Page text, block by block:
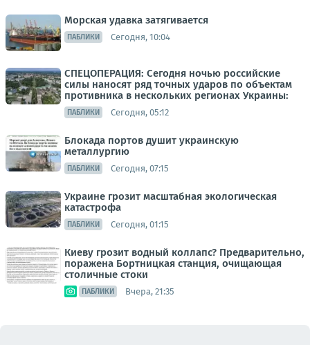
Морская удавка затягивается
ПАБЛИКИ Сегодня, 10:04
СПЕЦОПЕРАЦИЯ: Сегодня ночью российские
силы наносят ряд точных ударов по объектам
противника в нескольких регионах Украины:
ПАБЛИКИ Сегодня, 05:12
Блокада портов душит украинскую
металлургию
ПАБЛИКИ Сегодня, 07:15
Украине грозит масштабная экологическая
катастрофа
ПАБЛИКИ Сегодня, 01:15
Киеву грозит водный коллапс? Предварительно,
поражена Бортницкая станция, очищающая
столичные стоки
ПАБЛИКИ Вчера, 21:35